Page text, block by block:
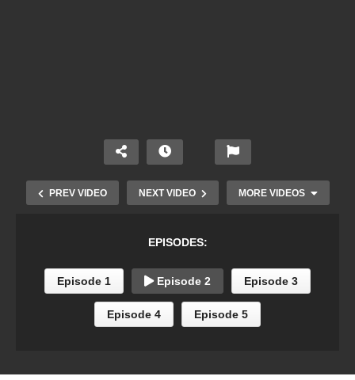
PREV VIDEO NEXT VIDEO MORE VIDEOS
Best Of
MrSuicideSheep
Make Some Noise
Official Video
EPISODES:
Episode 1 Episode 2 Episode 3
Episode 4 Episode 5